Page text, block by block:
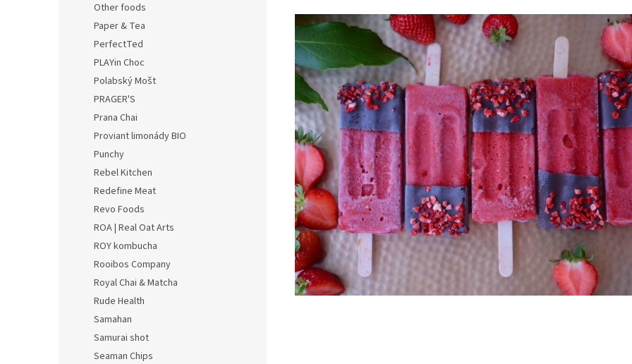
Other foods
Paper & Tea
PerfectTed
PLAYin Choc
Polabský Mošt
PRAGER'S
Prana Chai
Proviant limonády BIO
Punchy
Rebel Kitchen
Redefine Meat
Revo Foods
ROA | Real Oat Arts
ROY kombucha
Rooibos Company
Royal Chai & Matcha
Rude Health
Samahan
Samurai shot
Seaman Chips